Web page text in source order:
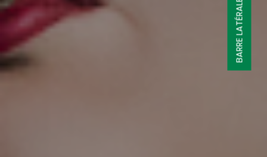
BARRE LATÉRALE